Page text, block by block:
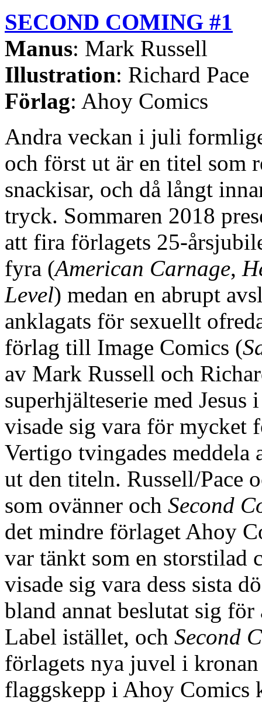
SECOND COMING #1
Manus: Mark Russell
Illustration: Richard Pace
Förlag: Ahoy Comics
Andra veckan i juli
och först ut är en titel som
snackisar, och då långt
tryck. Sommaren 2018
att fira förlagets 25-
fyra (American Carnage,
Level) medan en abrupt
anklagats för sexuellt
förlag till Image Comics (
av Mark Russell och
superhjälteserie med
visade sig vara för mycket
Vertigo tvingades meddela
ut den titeln. Russell/Pace
som ovänner och Second
det mindre förlaget Ahoy
var tänkt som en storstilad
visade sig vara dess sista
bland annat beslutat sig
Label istället, och Second
förlagets nya juvel i
flaggskepp i Ahoy Comics